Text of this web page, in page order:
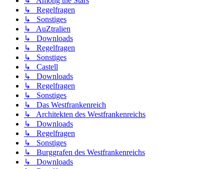
↳ Regelfragen
↳ Sonstiges
↳ AuZtralien
↳ Downloads
↳ Regelfragen
↳ Sonstiges
↳ Castell
↳ Downloads
↳ Regelfragen
↳ Sonstiges
↳ Das Westfrankenreich
↳ Architekten des Westfrankenreichs
↳ Downloads
↳ Regelfragen
↳ Sonstiges
↳ Burggrafen des Westfrankenreichs
↳ Downloads